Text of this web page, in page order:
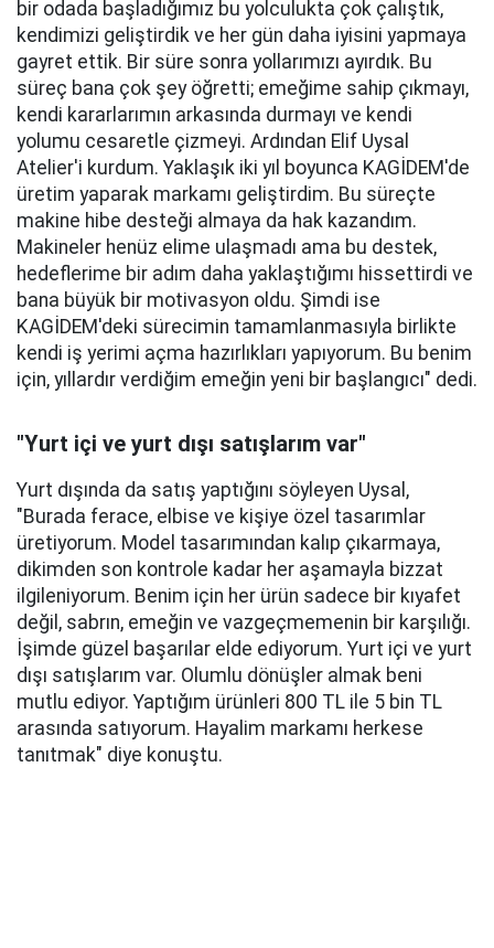
bir odada başladığımız bu yolculukta çok çalıştık,
kendimizi geliştirdik ve her gün daha iyisini yapmaya
gayret ettik. Bir süre sonra yollarımızı ayırdık. Bu
süreç bana çok şey öğretti; emeğime sahip çıkmayı,
kendi kararlarımın arkasında durmayı ve kendi
yolumu cesaretle çizmeyi. Ardından Elif Uysal
Atelier'i kurdum. Yaklaşık iki yıl boyunca KAGİDEM'de
üretim yaparak markamı geliştirdim. Bu süreçte
makine hibe desteği almaya da hak kazandım.
Makineler henüz elime ulaşmadı ama bu destek,
hedeflerime bir adım daha yaklaştığımı hissettirdi ve
bana büyük bir motivasyon oldu. Şimdi ise
KAGİDEM'deki sürecimin tamamlanmasıyla birlikte
kendi iş yerimi açma hazırlıkları yapıyorum. Bu benim
için, yıllardır verdiğim emeğin yeni bir başlangıcı" dedi.
"Yurt içi ve yurt dışı satışlarım var"
Yurt dışında da satış yaptığını söyleyen Uysal,
"Burada ferace, elbise ve kişiye özel tasarımlar
üretiyorum. Model tasarımından kalıp çıkarmaya,
dikimden son kontrole kadar her aşamayla bizzat
ilgileniyorum. Benim için her ürün sadece bir kıyafet
değil, sabrın, emeğin ve vazgeçmemenin bir karşılığı.
İşimde güzel başarılar elde ediyorum. Yurt içi ve yurt
dışı satışlarım var. Olumlu dönüşler almak beni
mutlu ediyor. Yaptığım ürünleri 800 TL ile 5 bin TL
arasında satıyorum. Hayalim markamı herkese
tanıtmak" diye konuştu.